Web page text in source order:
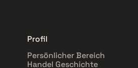
Profil
Persönlicher Bereich
Handel Geschichte